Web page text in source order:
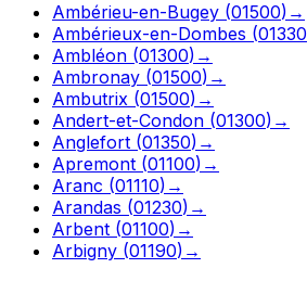
Ambérieu-en-Bugey (01500) →
Ambérieux-en-Dombes (01330
Ambléon (01300) →
Ambronay (01500) →
Ambutrix (01500) →
Andert-et-Condon (01300) →
Anglefort (01350) →
Apremont (01100) →
Aranc (01110) →
Arandas (01230) →
Arbent (01100) →
Arbigny (01190) →